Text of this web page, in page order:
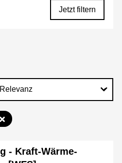
Jetzt filtern
- Kraft-Wärme-